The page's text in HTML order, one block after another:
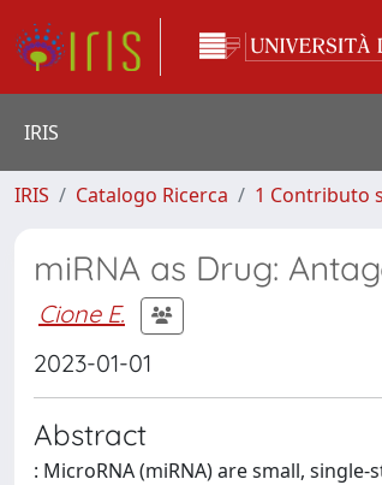
IRIS
IRIS Catalogo Ricerca 1 Contributo
miRNA as Drug:
Cione E.
2023-01-01
Abstract
: MicroRNA (miRNA) are small,